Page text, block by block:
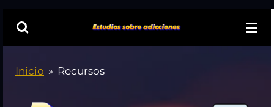
principal
Inicio » Recursos